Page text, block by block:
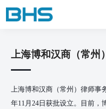
上海博和汉商（常州
上海博和汉商（常州）律师事
年11月24日获批设立。目前，